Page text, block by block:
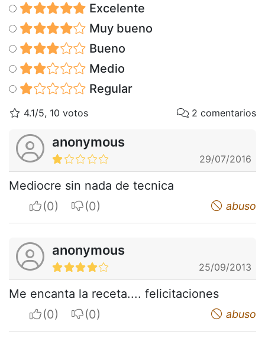
Excelente
Muy bueno
Bueno
Medio
Regular
4.1/5, 10 votos 2 comentarios
anonymous
29/07/2016
Mediocre sin nada de tecnica
I apreciateI do not appreciate abuso
anonymous
25/09/2013
Me encanta la receta.... felicitaciones
I apreciateI do not appreciate abuso